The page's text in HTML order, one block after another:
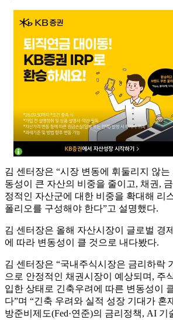
김 센터장은 “시장 변동에 휘둘리지 않
동성이 큰 자산의 비중을 줄이고, 채권,
정적인 자산군에 대한 비중을 확대해 리
폴리오를 구성해야 한다”고 설명했다.
김 센터장은 올해 자산시장이 글로벌 경
에 따라 변동성이 클 것으로 내다봤다.
김 센터장은 “국내주식시장은 금리하락
으로 안정적인 채권시장이 예상되며, 주
입한 상태로 긴축우려에 따른 변동성이
다”며 “긴축 우려와 실적 성장 기대가 혼
방준비제도(Fed·연준)의 금리정책, AI 기